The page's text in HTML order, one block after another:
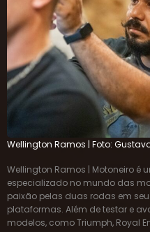
Wellington Ramos | Foto:
especializado no mundo das
paixão pelas duas rodas em
plataformas. Além de testar e
modelos, como Triumph, Royal
de eventos do setor, como